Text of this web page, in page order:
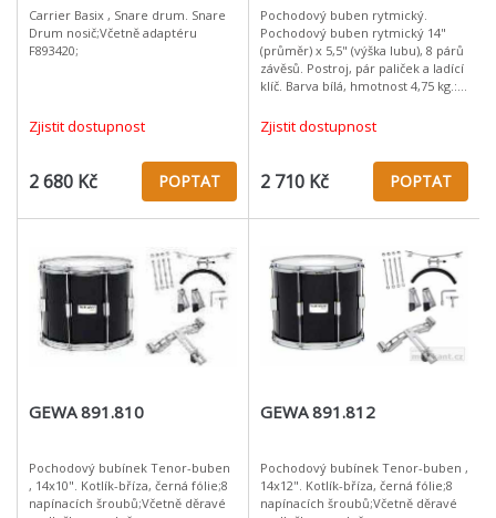
Carrier Basix , Snare drum. Snare
Drum nosič;Včetně adaptéru
F893420;
Zjistit dostupnost
2 680 Kč POPTAT
14" x 5,5" s postrojem, bílý
Pochodový buben rytmický.
Pochodový buben rytmický 14"
(průměr) x 5,5" (výška lubu), 8 párů
závěsů. Postroj, pár paliček a ladící
klíč. Barva bílá, hmotnost 4,75 kg.:
Korpus: 7-mi vrstv
Zjistit dostupnost
2 710 Kč POPTAT
GEWA 891.810
Pochodový bubínek Tenor-buben
, 14x10". Kotlík-bříza, černá fólie;8
napínacích šroubů;Včetně děravé
GEWA 891.812
Pochodový bubínek Tenor-buben ,
14x12". Kotlík-bříza, černá fólie;8
napínacích šroubů;Včetně děravé